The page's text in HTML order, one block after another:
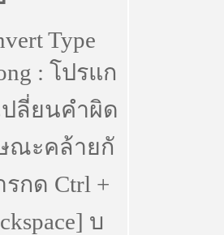
Type
: โปรแก
ปลี่ยนคำผิด
ณะคล้ายกั
รกด Ctrl +
บ